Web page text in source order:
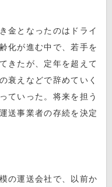
金となったのはドライ
化が進む中で、若手を
きたが、定年を超えて
衰えなどで辞めていく
ていった。将来を担う
送事業者の存続を決定
の運送会社で、以前か